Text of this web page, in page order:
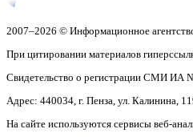
2007–2026 © Информационное
При цитировании материалов
Свидетельство о регистрации СМИ ИА
Адрес: 440034, г. Пенза, ул. Калинина,
На сайте используются сервисы веб-